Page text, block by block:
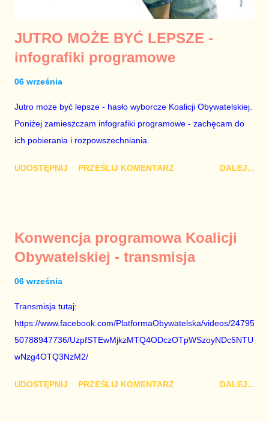
JUTRO MOŻE BYĆ LEPSZE -
infografiki programowe
06 września
Jutro może być lepsze - hasło wyborcze Koalicji Obywatelskiej.
Poniżej zamieszczam infografiki programowe - zachęcam do
ich pobierania i rozpowszechniania.
UDOSTĘPNIJ PRZEŚLIJ KOMENTARZ DALEJ...
Konwencja programowa Koalicji
Obywatelskiej - transmisja
06 września
Transmisja tutaj:
https://www.facebook.com/PlatformaObywatelska/videos/24795
50788947736/UzpfSTEwMjkzMTQ4ODczOTpWSzoyNDc5NTU
wNzg4OTQ3NzM2/
UDOSTĘPNIJ PRZEŚLIJ KOMENTARZ DALEJ...